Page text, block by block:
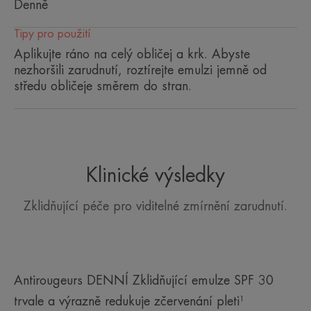
TEXTURA
Svěží a jemně ovocný
Denně
Tipy pro použití
Aplikujte ráno na celý obličej a krk. Abyste
nezhoršili zarudnutí, roztírejte emulzi jemně od
středu obličeje směrem do stran.
Klinické výsledky
Zklidňující péče pro viditelné zmírnění zarudnutí.
Antirougeurs DENNÍ Zklidňující emulze SPF 30
trvale a výrazně redukuje zčervenání pleti¹